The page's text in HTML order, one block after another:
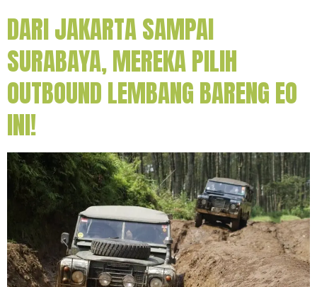
DARI JAKARTA SAMPAI
SURABAYA, MEREKA PILIH
OUTBOUND LEMBANG BARENG EO
INI!